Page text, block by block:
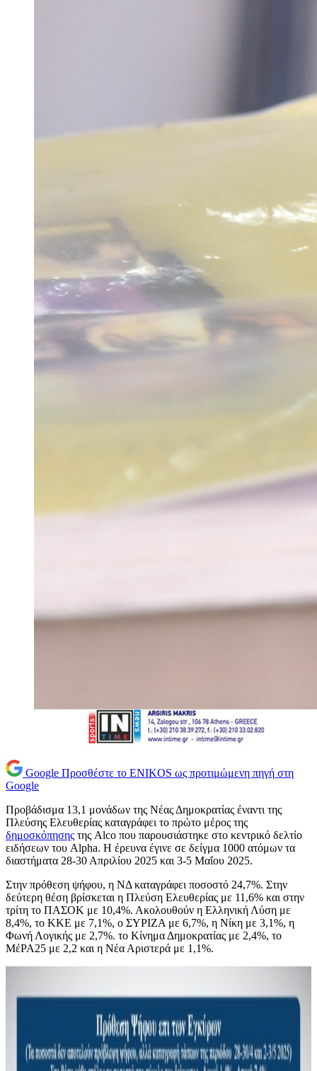
Google Προσθέστε το ENIKOS ως προτιμώμενη πηγή στη
Google
Προβάδισμα 13,1 μονάδων της Νέας Δημοκρατίας έναντι της
Πλεύσης Ελευθερίας καταγράφει το πρώτο μέρος της
δημοσκόπησης της Alco που παρουσιάστηκε στο κεντρικό δελτίο
ειδήσεων του Alpha. Η έρευνα έγινε σε δείγμα 1000 ατόμων τα
διαστήματα 28-30 Απριλίου 2025 και 3-5 Μαΐου 2025.
Στην πρόθεση ψήφου, η ΝΔ καταγράφει ποσοστό 24,7%. Στην
δεύτερη θέση βρίσκεται η Πλεύση Ελευθερίας με 11,6% και στην
τρίτη το ΠΑΣΟΚ με 10,4%. Ακολουθούν η Ελληνική Λύση με
8,4%, το ΚΚΕ με 7,1%, ο ΣΥΡΙΖΑ με 6,7%, η Νίκη με 3,1%, η
Φωνή Λογικής με 2,7%. το Κίνημα Δημοκρατίας με 2,4%, το
ΜέΡΑ25 με 2,2 και η Νέα Αριστερά με 1,1%.